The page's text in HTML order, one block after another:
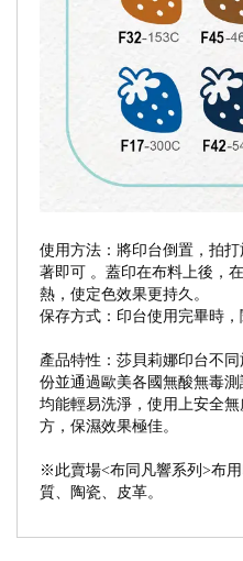
使用方法：將印台倒置，拍
著即可 。蓋印在布料上後，
熱，使定色效果更持久。
保存方式：印台使用完畢時
產品特性：莎貝莉娜印台不
份並通過歐美各國無酸無毒
均能輕易洗淨，使用上安全
方，保濕效果極佳。
※此賣場<布同凡響系列>布
質、陶瓷、皮革。